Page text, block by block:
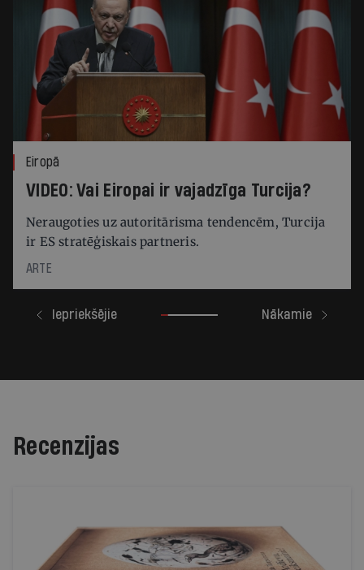
Eiropā
VIDEO: Vai Eiropai ir vajadzīga Turcija?
Neraugoties uz autoritārisma tendencēm, Turcija
ir ES stratēģiskais partneris.
ARTE
Iepriekšējie Nākamie
Recenzijas